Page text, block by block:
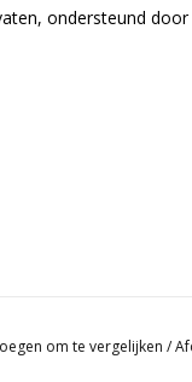
ondersteund
om te vergelijken /